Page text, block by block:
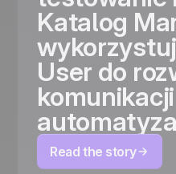
Katalog
User do
Read the story